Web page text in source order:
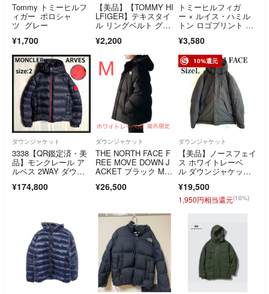
Tommy トミーヒルフ
ィガー ポロシャ
ツ グレー
¥1,700
【美品】【TOMMY HI
LFIGER】テキスタイ
ル リングベルト グレ
¥2,200
トミーヒルフィガ
ー × ルイス・ハミル
トン ロゴプリント T
¥3,580
ダウンジャケット
3338【QR鑑定済・美
品】モンクレール ア
ルベス 2WAY ダウン
¥174,800
ダウンジャケット
THE NORTH FACE F
REE MOVE DOWN J
ACKET ブラック M
¥26,500
10%還元
ダウンジャケット
【美品】ノースフェイ
ス ホワイトレーベ
ル ダウンジャケッ
¥19,500
1,950円相当還元(10%)